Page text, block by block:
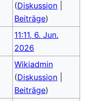
(Diskussion
Beiträge)
11:11, 6. Jun.
2026
Wikiadmin
(Diskussion
Beiträge)